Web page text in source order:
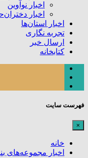
اخبار نوآوین
اخبار
اخبار استان‌ها
تجربه نگاری
ارسال خبر
کتابخانه
فهرست سایت
×
خانه
اخبار مجموعه‌های